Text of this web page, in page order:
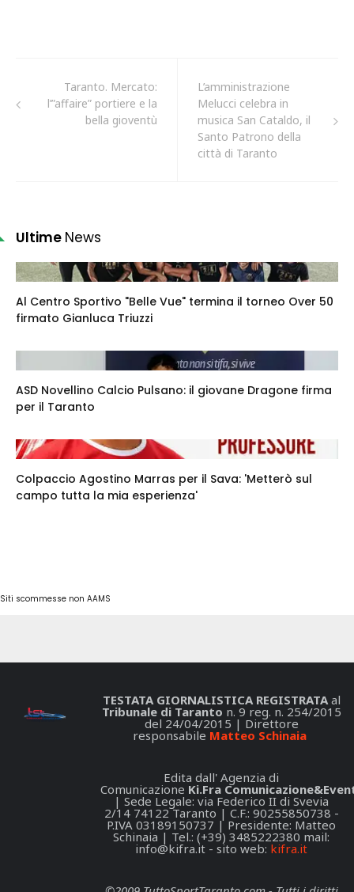
Taranto. Mercato:
l’”affaire” portiere e la
bella gioventù
L’amministrazione
Melucci celebra in
musica San Cataldo, il
Santo Patrono della
città di Taranto
Ultime News
Al Centro Sportivo "Belle Vue" termina il torneo Over 50
firmato Gianluca Triuzzi
ASD Novellino Calcio Pulsano: il giovane Dragone firma
per il Taranto
Colpaccio Agostino Marras per il Sava: 'Metterò sul
campo tutta la mia esperienza'
Siti scommesse non AAMS
TESTATA GIORNALISTICA REGISTRATAal
Tribunale di Taranto n. 9 reg. n. 254/2015
del 24/04/2015 | Direttore
responsabile Matteo Schinaia
Edita dall' Agenzia di
Comunicazione Ki.Fra
| Sede Legale: via Federico II di Svevia
2/14 74122 Taranto | C.F.: 90255850738 -
P.IVA 03189150737 | Presidente: Matteo
Schinaia | Tel.: (+39) 3485222380 mail:
info@kifra.it - sito web: kifra.it